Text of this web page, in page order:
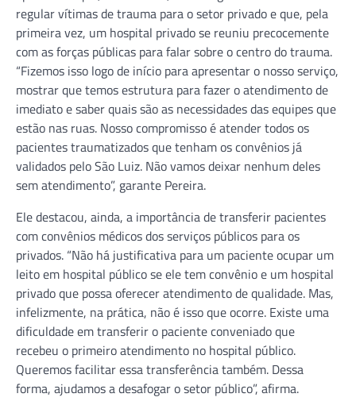
regular vítimas de trauma para o setor privado e que, pela
primeira vez, um hospital privado se reuniu precocemente
com as forças públicas para falar sobre o centro do trauma.
“Fizemos isso logo de início para apresentar o nosso serviço,
mostrar que temos estrutura para fazer o atendimento de
imediato e saber quais são as necessidades das equipes que
estão nas ruas. Nosso compromisso é atender todos os
pacientes traumatizados que tenham os convênios já
validados pelo São Luiz. Não vamos deixar nenhum deles
sem atendimento”, garante Pereira.
Ele destacou, ainda, a importância de transferir pacientes
com convênios médicos dos serviços públicos para os
privados. “Não há justificativa para um paciente ocupar um
leito em hospital público se ele tem convênio e um hospital
privado que possa oferecer atendimento de qualidade. Mas,
infelizmente, na prática, não é isso que ocorre. Existe uma
dificuldade em transferir o paciente conveniado que
recebeu o primeiro atendimento no hospital público.
Queremos facilitar essa transferência também. Dessa
forma, ajudamos a desafogar o setor público”, afirma.